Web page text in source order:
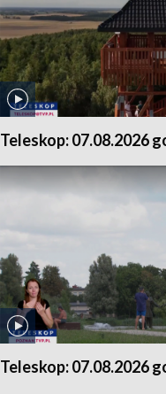
Teleskop: 07.08.2026
Teleskop: 07.08.2026